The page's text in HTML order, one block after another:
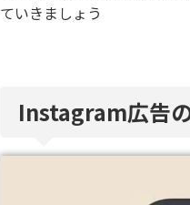
ていきましょう
Instagram広告